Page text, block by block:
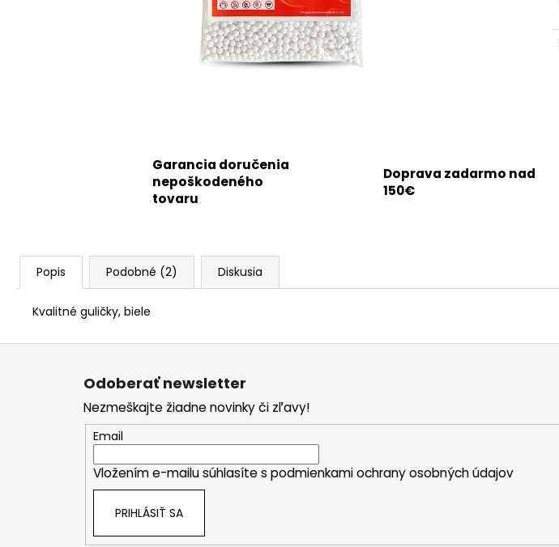
Garancia doručenia
nepoškodeného
tovaru
Doprava zadarmo nad
150€
Popis Podobné (2) Diskusia
Kvalitné guličky, biele
Z
Odoberať newsletter
Nezmeškajte žiadne novinky či zľavy!
Email
Vložením e-mailu súhlasíte s podmienkami ochrany osobných údajov
PRIHLÁSIŤ SA